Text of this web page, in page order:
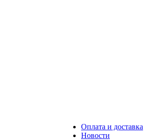
Оплата и доставка
Новости